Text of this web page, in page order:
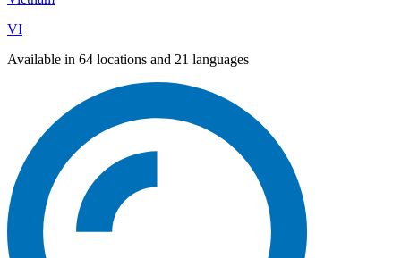
VI
Available in 64 locations and 21 languages